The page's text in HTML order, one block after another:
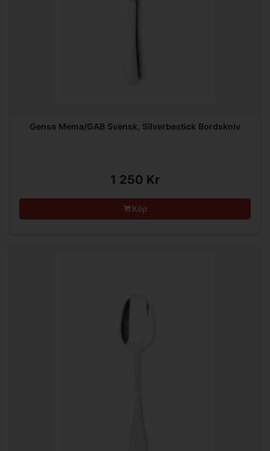
Gense Mema/GAB Svensk, Silverbestick Bordskniv
1 250 Kr
Köp